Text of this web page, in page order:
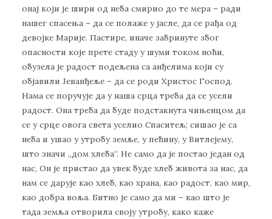
онај који је шири од неба смирио до те мера – ради
нашег спасења – да се полаже у јасле, да се рађа од
девојке Марије. Пастире, иначе забринуте због
опасности које прете стаду у шуми током ноћи,
обузела је радост подељена са анђелима који су
објавили Јеванђеље – да се роди Христос Господ.
Нама се поручује да у наша срца треба да се усели
радост. Она треба да буде подстакнута чињенцом да
се у срце овога света уселио Спаситељ; сишао је са
неба и ушао у утробу земље, у пећину, у Витлејему,
што значи „дом хлеба“. Не само да је постао један од
нас, Он је пристао да увек буде хлеб живота за нас, да
нам се дарује као хлеб, као храна, као радост, као мир,
као добра воља. Битно је само да ми – као што је
тада земља отворила своју утробу, како каже